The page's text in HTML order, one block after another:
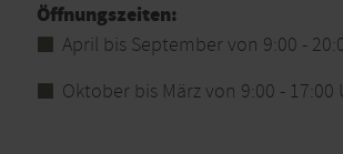
Öffnungszeiten:
April bis September von 9:00 -
Oktober bis März von 9:00 - 17:00